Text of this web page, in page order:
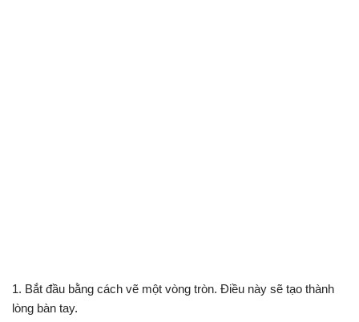
1. Bắt đầu bằng cách vẽ một vòng tròn. Điều này sẽ tạo thành
lòng bàn tay.